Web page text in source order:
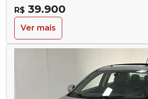
R$ 39.900
Ver mais